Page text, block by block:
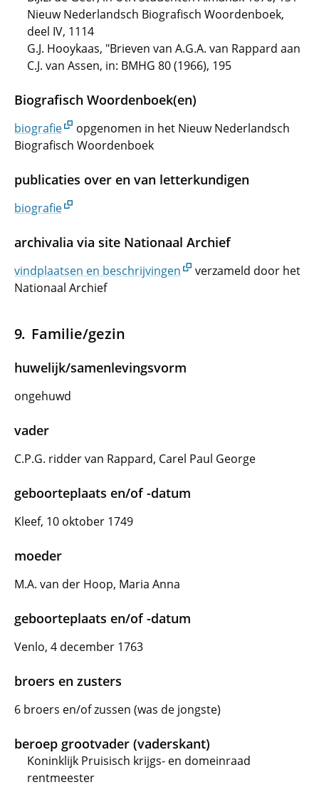
Nieuw Nederlandsch Biografisch Woordenboek,
deel IV, 1114
G.J. Hooykaas, "Brieven van A.G.A. van Rappard aan
C.J. van Assen, in: BMHG 80 (1966), 195
Biografisch Woordenboek(en)
biografie
opgenomen in het Nieuw Nederlandsch
Biografisch Woordenboek
publicaties over en van letterkundigen
biografie
archivalia via site Nationaal Archief
vindplaatsen en beschrijvingen
verzameld door het
Nationaal Archief
Familie/gezin
huwelijk/samenlevingsvorm
ongehuwd
vader
C.P.G. ridder van Rappard, Carel Paul George
geboorteplaats en/of -datum
Kleef, 10 oktober 1749
moeder
M.A. van der Hoop, Maria Anna
geboorteplaats en/of -datum
Venlo, 4 december 1763
broers en zusters
6 broers en/of zussen (was de jongste)
beroep grootvader (vaderskant)
Koninklijk Pruisisch krijgs- en domeinraad
rentmeester